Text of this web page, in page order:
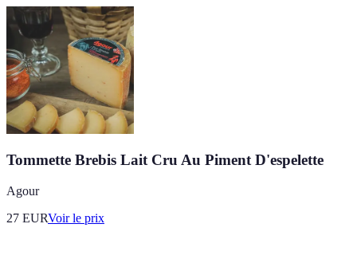
Tommette Brebis Lait Cru Au Piment D'espelette
Agour
27 EURVoir le prix